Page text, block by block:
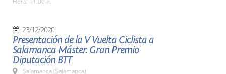
23/12/2020
Presentación de la V Vuelta Ciclista a
Salamanca Máster. Gran Premio
Diputación BTT
Salamanca (Salamanca)